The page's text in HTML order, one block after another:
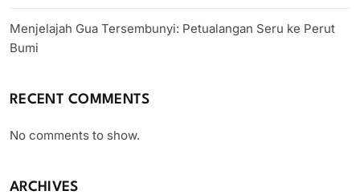
Menjelajah Gua Tersembunyi: Petualangan Seru ke Perut
Bumi
RECENT COMMENTS
No comments to show.
ARCHIVES